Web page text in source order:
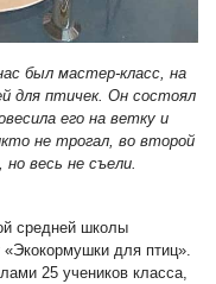
был мастер-класс, на
для птичек. Он состоял
его на ветку и
не трогал, во второй
но весь не съели.
средней школы
для птиц».
25 учеников класса,